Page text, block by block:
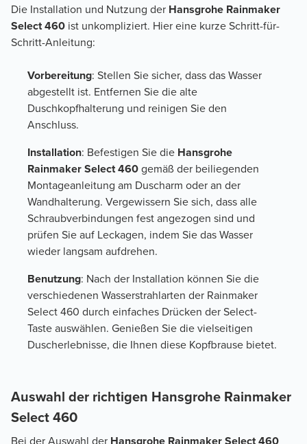
Die Installation und Nutzung der Hansgrohe Rainmaker
Select 460 ist unkompliziert. Hier eine kurze Schritt-für-
Schritt-Anleitung:
Vorbereitung: Stellen Sie sicher, dass das Wasser
abgestellt ist. Entfernen Sie die alte
Duschkopfhalterung und reinigen Sie den
Anschluss.
Installation: Befestigen Sie die Hansgrohe
Rainmaker Select 460gemäß der beiliegenden
Montageanleitung am Duscharm oder an der
Wandhalterung. Vergewissern Sie sich, dass alle
Schraubverbindungen fest angezogen sind und
prüfen Sie auf Leckagen, indem Sie das Wasser
wieder langsam aufdrehen.
Benutzung: Nach der Installation können Sie die
verschiedenen Wasserstrahlarten der Rainmaker
Select 460 durch einfaches Drücken der Select-
Taste auswählen. Genießen Sie die vielseitigen
Duscherlebnisse, die Ihnen diese Kopfbrause bietet.
Auswahl der richtigen Hansgrohe Rainmaker
Select 460
Bei der Auswahl der Hansgrohe Rainmaker Select 460